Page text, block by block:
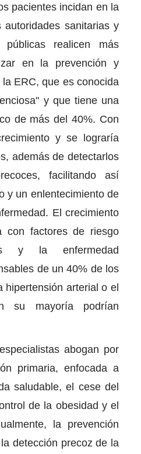
pacientes incidan en la
sanitarias y
públicas realicen más
en la prevención y
ERC, que es conocida
y que tiene una
de más del 40%. Con
y se lograría
además de detectarlos
facilitando así
y un enlentecimiento de
El crecimiento
con factores de riesgo
y la enfermedad
de un 40% de los
hipertensión arterial o el
su mayoría podrían
abogan por
primaria, enfocada a
saludable, el cese del
de la obesidad y el
la prevención
detección precoz de la